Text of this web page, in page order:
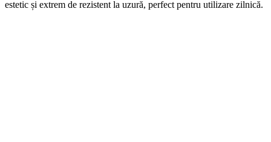
estetic și extrem de rezistent la uzură, perfect pentru utilizare zilnică.